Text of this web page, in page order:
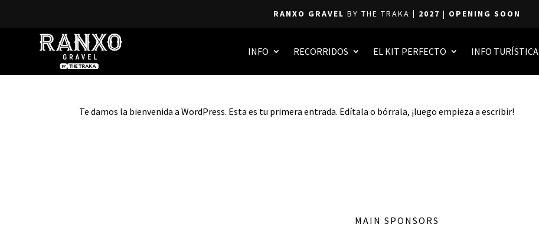
RANXO GRAVEL BY THE TRAKA | 2027 | OPENING SOON
INFO RECORRIDOS EL KIT PERFECTO INFO TURÍSTICA
¡Hola, mundo!
porklassadmin
Te damos la bienvenida a WordPress. Esta es tu primera entrada. Edítala o bórrala, ¡luego empieza a escribir!
MAIN SPONSORS